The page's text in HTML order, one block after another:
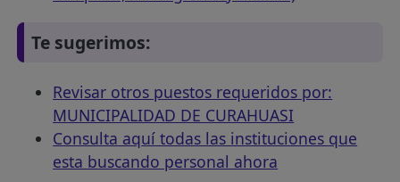
Te sugerimos:
Revisar otros puestos requeridos por:
MUNICIPALIDAD DE CURAHUASI
Consulta aquí todas las instituciones que
esta buscando personal ahora